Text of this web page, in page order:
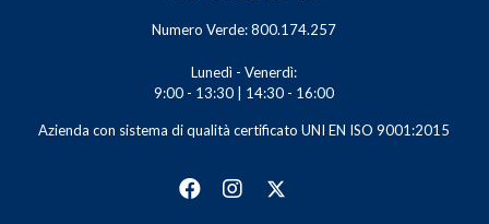
Numero Verde: 800.174.257
Lunedì - Venerdì:
9:00 - 13:30 | 14:30 - 16:00
Azienda con sistema di qualità certificato UNI EN ISO 9001:2015